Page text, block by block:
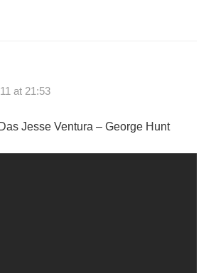
at 21:53
Jesse Ventura – George Hunt